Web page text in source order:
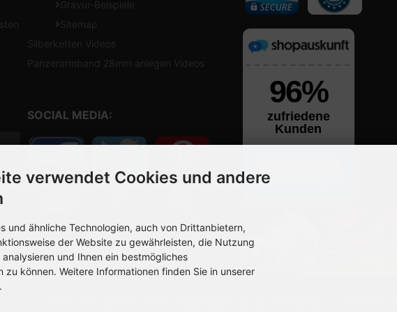
Gravur-Beispiele
Sitemap
Silberketten Videos
Panzerarmband 28mm anlegen Videos
SOCIAL MEDIA:
verwendet Cookies und andere
und ähnliche Technologien, auch von Drittanbietern,
der Website zu gewährleisten, die Nutzung
und Ihnen ein bestmögliches
zu können. Weitere Informationen finden Sie in unserer